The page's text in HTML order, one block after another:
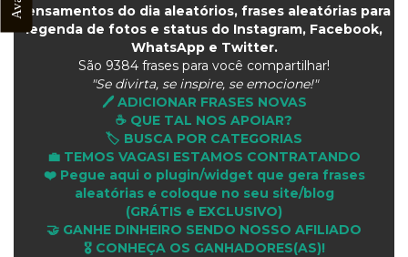
pensamentos do dia aleatórios, frases aleatórias para
legenda de fotos e status do Instagram, Facebook,
WhatsApp e Twitter.
São 9384 frases para você compartilhar!
"Se divirta, se inspire, se emocione!"
🖊️ ADICIONAR FRASES NOVAS
☕ QUE TAL NOS APOIAR?
🏷️ BUSCA POR CATEGORIAS
💼 TEMOS VAGAS! ESTAMOS CONTRATANDO
❤️ Pegue aqui o plugin/widget que gera frases
aleatórias e coloque no seu site/blog
(GRÁTIS e EXCLUSIVO)
🤝 GANHE DINHEIRO SENDO NOSSO AFILIADO
🎖 CONHEÇA OS GANHADORES(AS)!